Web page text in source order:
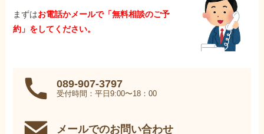
まずはお電話かメールで「無料相談のご予
約」をしてください。
089-907-3797
受付時間：平日9:00〜18：00
メールでのお問い合わせ